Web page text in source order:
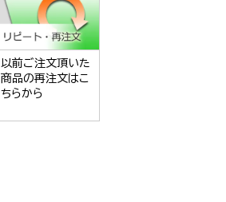
以前ご注文頂いた
商品の再注文はこ
ちらから